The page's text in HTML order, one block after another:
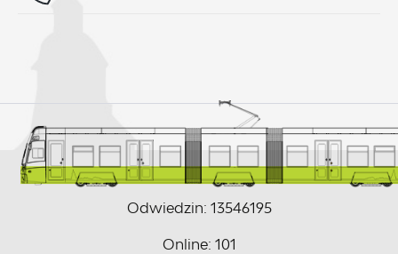
Odwiedzin: 13546195
Online: 101